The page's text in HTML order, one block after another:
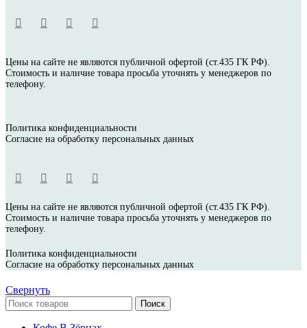
Цены на сайте не являются публичной офертой (ст.435 ГК РФ).
Стоимость и наличие товара просьба уточнять у менеджеров по
телефону.
Политика конфиденциальности
Согласие на обработку персональных данных
Цены на сайте не являются публичной офертой (ст.435 ГК РФ).
Стоимость и наличие товара просьба уточнять у менеджеров по
телефону.
Политика конфиденциальности
Согласие на обработку персональных данных
Свернуть
Поиск